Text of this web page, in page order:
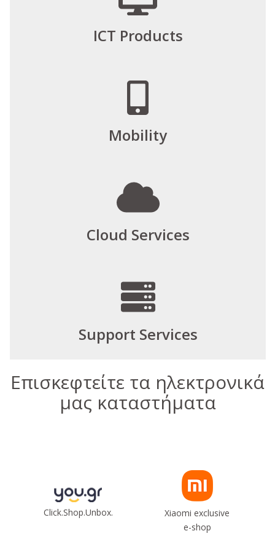
ICT Products
Mobility
Cloud Services
Support Services
Επισκεφτείτε τα ηλεκτρονικά
μας καταστήματα
Click.Shop.Unbox.
Xiaomi exclusive
e-shop